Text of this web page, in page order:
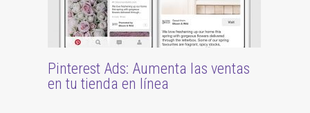
Pinterest Ads: Aumenta las ventas
en tu tienda en línea